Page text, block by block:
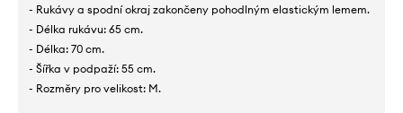
- Rukávy a spodní okraj zakončeny pohodlným elastickým lemem.
- Délka rukávu: 65 cm.
- Délka: 70 cm.
- Šířka v podpaží: 55 cm.
- Rozměry pro velikost: M.